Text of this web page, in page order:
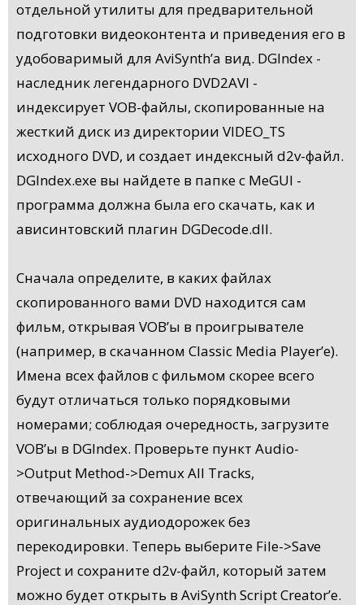
отдельной утилиты для предварительной
подготовки видеоконтента и приведения его в
удобоваримый для AviSynth’a вид. DGIndex -
наследник легендарного DVD2AVI -
индексирует VOB-файлы, скопированные на
жесткий диск из директории VIDEO_TS
исходного DVD, и создает индексный d2v-файл.
DGIndex.exe вы найдете в папке с MeGUI -
программа должна была его скачать, как и
ависинтовский плагин DGDecode.dll.
Сначала определите, в каких файлах
скопированного вами DVD находится сам
фильм, открывая VOB’ы в проигрывателе
(например, в скачанном Classic Media Player’e).
Имена всех файлов с фильмом скорее всего
будут отличаться только порядковыми
номерами; соблюдая очередность, загрузите
VOB’ы в DGIndex. Проверьте пункт Audio-
>Output Method->Demux All Tracks,
отвечающий за сохранение всех
оригинальных аудиодорожек без
перекодировки. Теперь выберите File->Save
Project и сохраните d2v-файл, который затем
можно будет открыть в AviSynth Script Creator’e.